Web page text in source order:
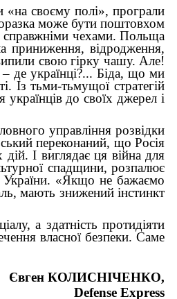
своєму полі», програли
може бути поштовхом
справжніми чехами. Польща
приниження, відродження,
свою гірку чашу. Але!
де українці?... Біда, що ми
Із тьми-тьмущої стратегій
до своїх джерел і
управління розвідки
переконаний, що Росія
І виглядає ця війна для
спадщини, розпалює
України. «Якщо не бажаємо
мають знижений інстинкт
а здатність протидіяти
власної безпеки. Саме
Євген КОЛИСНІЧЕНКО,
Defense Express